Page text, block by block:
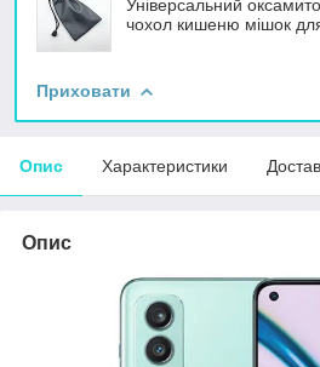
Універсальний
чохол кишеню мішок
Приховати
Опис Характеристики
Опис